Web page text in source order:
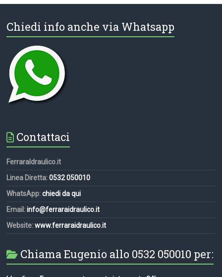
Chiedi info anche via Whatsapp
Contattaci
FerraraIdraulico.it
Linea Diretta:0532 050010
WhatsApp:chiedi da qui
Email:info@ferraraidraulico.it
Website:www.ferraraidraulico.it
Chiama Eugenio allo 0532 050010 per: